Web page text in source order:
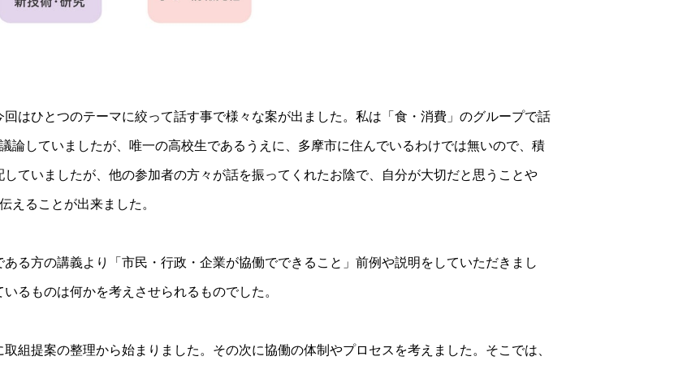
はひとつのテーマに絞って話す事で様々な案が出ました。私は「食・消費」のグループで話
論していましたが、唯一の高校生であるうえに、多摩市に住んでいるわけでは無いので、積
ていましたが、他の参加者の方々が話を振ってくれたお陰で、自分が大切だと思うことや
えることが出来ました。
る方の講義より「市民・行政・企業が協働でできること」前例や説明をしていただきまし
るものは何かを考えさせられるものでした。
組提案の整理から始まりました。その次に協働の体制やプロセスを考えました。そこでは、